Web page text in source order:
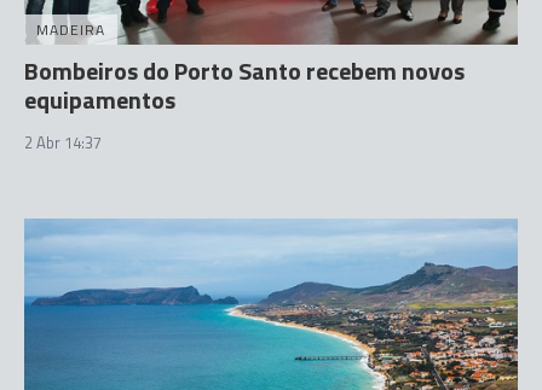
MADEIRA
Bombeiros do Porto Santo recebem novos
equipamentos
2 Abr 14:37